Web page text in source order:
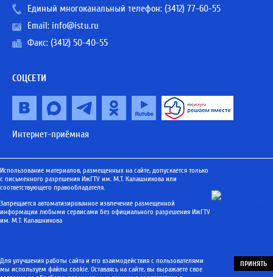
Единый многоканальный телефон: (3412) 77-60-55
Email: info@istu.ru
Факс: (3412) 50-40-55
СОЦСЕТИ
Интернет-приёмная
Использование материалов, размещенных на сайте, допускается только
с письменного разрешения ИжГТУ им. М.Т. Калашникова или
соответствующего правообладателя.
Запрещается автоматизированное извлечение размещенной
информации любыми сервисами без официального разрешения ИжГТУ
им. М.Т. Калашникова
Для улучшения работы сайта и его взаимодействия с пользователями
мы используем файлы cookie. Оставаясь на сайте, вы выражаете свое
ПРИНЯТЬ